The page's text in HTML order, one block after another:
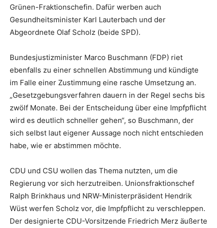
Grünen-Fraktionschefin. Dafür werben auch
Gesundheitsminister Karl Lauterbach und der
Abgeordnete Olaf Scholz (beide SPD).
Bundesjustizminister Marco Buschmann (FDP) riet
ebenfalls zu einer schnellen Abstimmung und kündigte
im Falle einer Zustimmung eine rasche Umsetzung an.
„Gesetzgebungsverfahren dauern in der Regel sechs bis
zwölf Monate. Bei der Entscheidung über eine Impfpflicht
wird es deutlich schneller gehen“, so Buschmann, der
sich selbst laut eigener Aussage noch nicht entschieden
habe, wie er abstimmen möchte.
CDU und CSU wollen das Thema nutzten, um die
Regierung vor sich herzutreiben. Unionsfraktionschef
Ralph Brinkhaus und NRW-Ministerpräsident Hendrik
Wüst werfen Scholz vor, die Impfpflicht zu verschleppen.
Der designierte CDU-Vorsitzende Friedrich Merz äußerte